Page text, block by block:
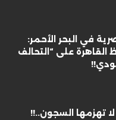
في البحر الأحمر:
على “التحالف
لا تهزمها السجون..!!